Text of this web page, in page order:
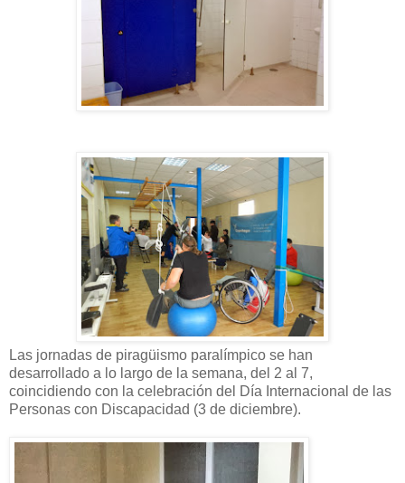
Las jornadas de piragüismo paralímpico se han
desarrollado a lo largo de la semana, del 2 al 7,
coincidiendo con la celebración del Día Internacional de las
Personas con Discapacidad (3 de diciembre).